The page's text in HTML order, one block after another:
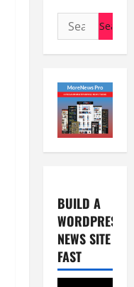
Search
for:
BUILD A
WORDPRESS
NEWS SITE
FAST
August
2026
3
-
0
2
August
6,
2026
4
E-Paper
5
8
-
2
0
2
August
5,
2026
5
E-Paper
2
0
2
E-Paper
8
8